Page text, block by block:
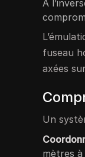
À
fuseau
axées
Un
mètres